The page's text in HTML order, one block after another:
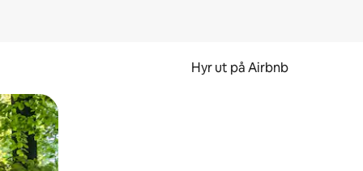
Hyr ut på Airbnb